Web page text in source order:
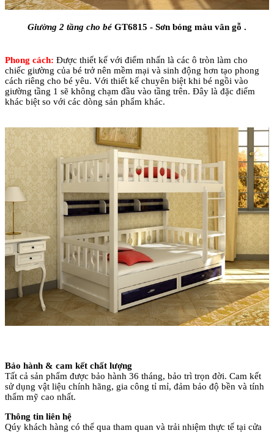
Giường 2 tầng cho bé GT6815 - Sơn bóng màu vân gỗ .
Phong cách: Được thiết kế với điểm nhấn là các ô tròn làm cho
chiếc giường của bé trở nên mềm mại và sinh động hơn tạo phong
cách riêng cho bé yêu. Với thiết kế chuyên biệt khi bé ngồi vào
giường tầng 1 sẽ không chạm đầu vào tầng trên. Đây là đặc điểm
khác biệt so với các dòng sản phẩm khác.
Bảo hành & cam kết chất lượng
Tất cả sản phẩm được bảo hành 36 tháng, bảo trì trọn đời. Cam kết
sử dụng vật liệu chính hãng, gia công tỉ mỉ, đảm bảo độ bền và tính
thẩm mỹ cao nhất.
Thông tin liên hệ
Qúy khách hàng có thể qua tham quan và trải nhiệm thực tế tại cửa